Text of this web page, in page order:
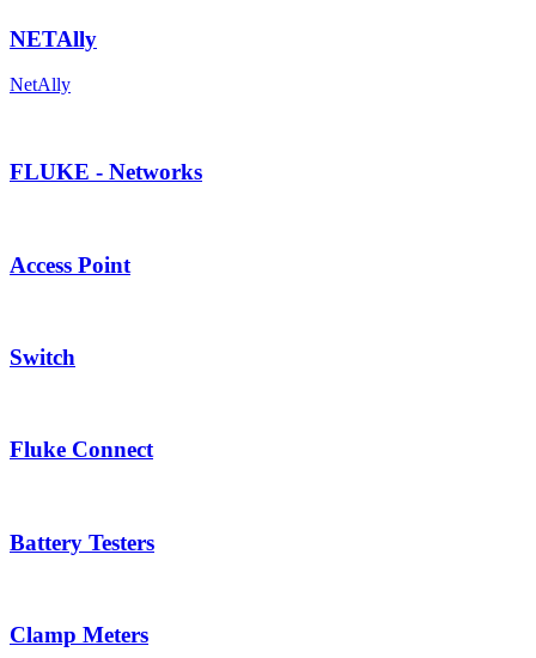
NETAlly
NetAlly
FLUKE - Networks
Access Point
Switch
Fluke Connect
Battery Testers
Clamp Meters